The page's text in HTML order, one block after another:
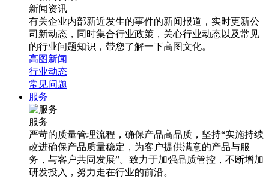
新闻资讯
有关企业内部新近发生的事件的新闻报道，实时更新公
司新动态，同时集合行业政策，关心行业动态以及常见
的行业问题知识，带您了解一下高图文化。
高图新闻
行业动态
常见问题
服务
服务
严苛的质量管理流程，确保产品高品质，坚持“实施持续
改进确保产品质量稳定，为客户提供满意的产品与服
务，与客户共同发展”。致力于加强品质管控，不断增加
研发投入，努力走在行业的前沿。